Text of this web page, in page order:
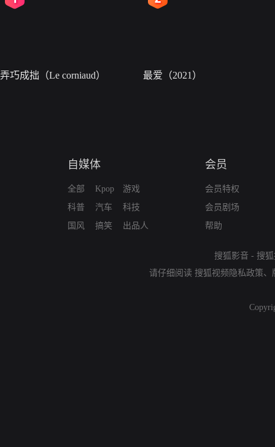
弄巧成拙（Le corniaud） 最爱（2021）
自媒体
全部
科普
国风
Kpop
汽车
搞笑
游戏
科技
出品人
会员
会员特权
会员剧场
帮助
搜狐影音 - 搜
请仔细阅读 搜狐视频隐私政策、